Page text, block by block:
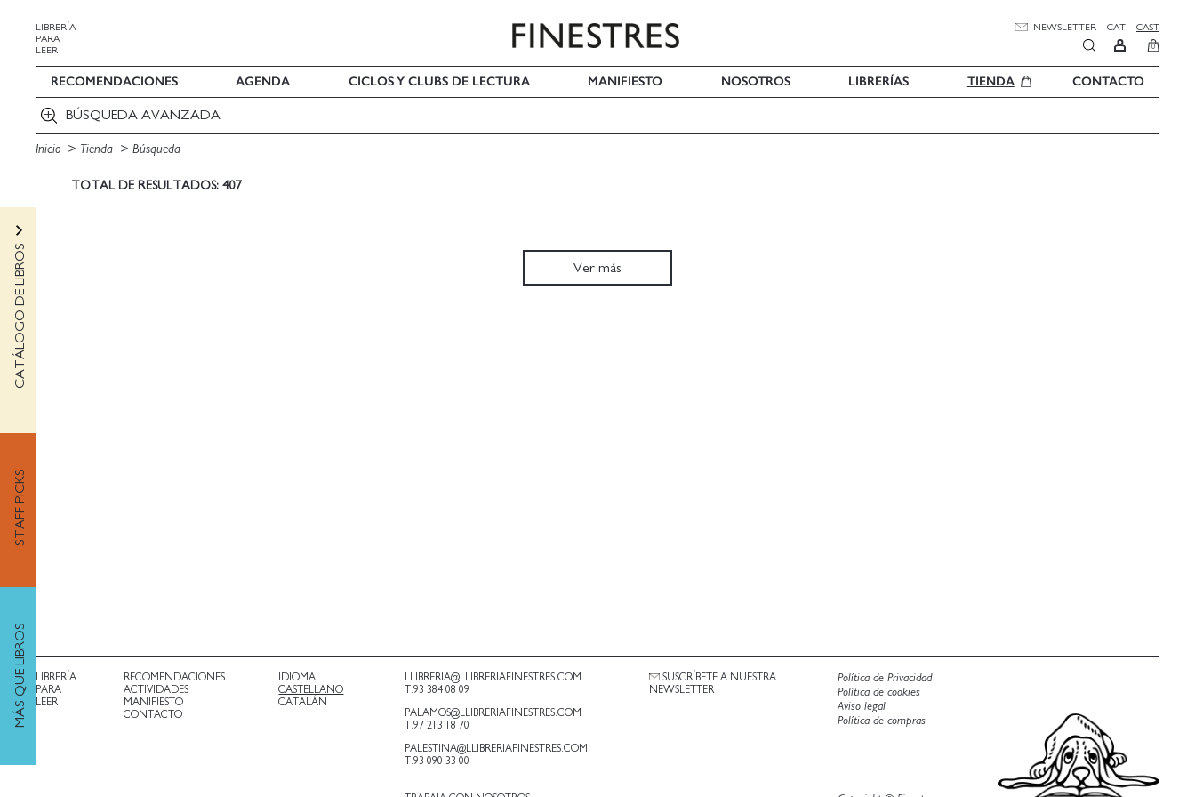
LIBRERÍA
PARA
LEER
NEWSLETTER CAT CAST
0
RECOMENDACIONES AGENDA CICLOS Y CLUBS DE LECTURA MANIFIESTO NOSOTROS LIBRERÍAS TIENDA CONTACTO
BÚSQUEDA AVANZADA
Inicio Tienda Búsqueda
TOTAL DE RESULTADOS: 407
CATÁLOGO DE LIBROS
STAFF PICKS
MÁS QUE LIBROS
Ver más
LIBRERÍA
PARA
LEER
RECOMENDACIONES
ACTIVIDADES
MANIFIESTO
CONTACTO
IDIOMA:
CASTELLANO
CATALÁN
LLIBRERIA@LLIBRERIAFINESTRES.COM
T.93 384 08 09
PALAMOS@LLIBRERIAFINESTRES.COM
T.97 213 18 70
PALESTINA@LLIBRERIAFINESTRES.COM
T.93 090 33 00
SUSCRÍBETE A NUESTRA
NEWSLETTER
Política de Privacidad
Política de cookies
Aviso legal
Política de compras